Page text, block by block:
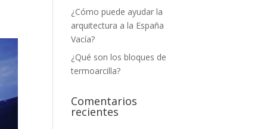
¿Cómo puede ayudar la
arquitectura a la España
Vacía?
¿Qué son los bloques de
termoarcilla?
Comentarios
recientes